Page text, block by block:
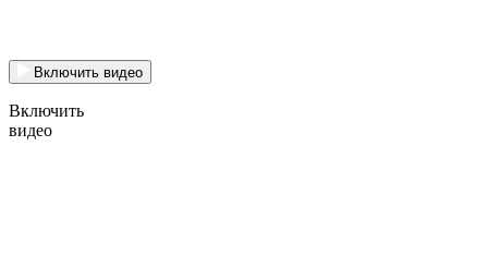
Включить видео
Включить
видео